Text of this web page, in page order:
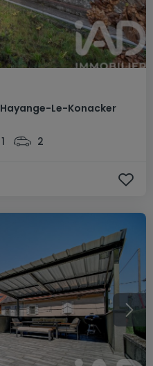
Hayange-Le-Konacker
1 2